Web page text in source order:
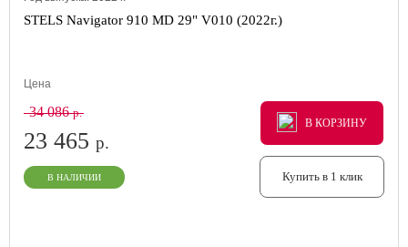
STELS Navigator 910 MD 29" V010 (2022г.)
Цена
34 086р.
23 465 р.
В НАЛИЧИИ
В КОРЗИНУ
В КОРЗИНУ
В КОРЗИНУ
Купить в 1 клик